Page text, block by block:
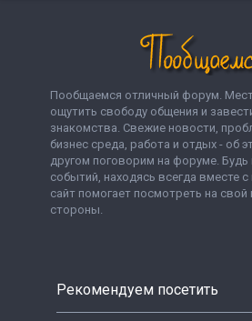
Пообщаемся отличный форум.
ощутить свободу общения и
знакомства. Свежие новости,
бизнес среда, работа и отдых - об
другом поговорим на форуме. Будь
событий, находясь всегда вместе
сайт помогает посмотреть на свой
стороны.
Рекомендуем посетить